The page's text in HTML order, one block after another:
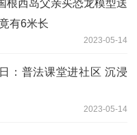
根西岛父亲买恐龙模型送
有6米长
2023-05-14
：普法课堂进社区 沉浸
2023-05-14